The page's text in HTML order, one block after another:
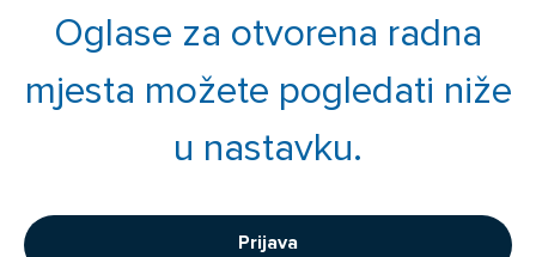
Oglase za otvorena radna
mjesta možete pogledati niže
u nastavku.
Prijava